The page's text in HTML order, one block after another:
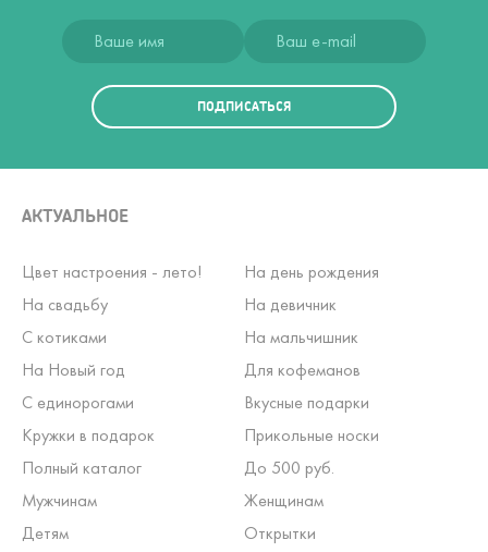
ПОДПИСАТЬСЯ
АКТУАЛЬНОЕ
Цвет настроения - лето!
На день рождения
На свадьбу
На девичник
С котиками
На мальчишник
На Новый год
Для кофеманов
С единорогами
Вкусные подарки
Кружки в подарок
Прикольные носки
Полный каталог
До 500 руб.
Мужчинам
Женщинам
Детям
Открытки